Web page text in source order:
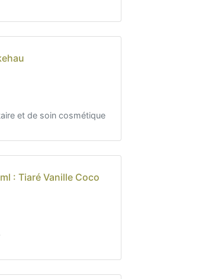
et de soin cosmétique
: Tiaré Vanille Coco